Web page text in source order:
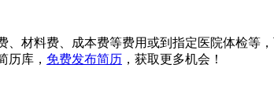
材料费、成本费等费用或到指定医院体检等
历库， 免费发布简历 ，获取更多机会！